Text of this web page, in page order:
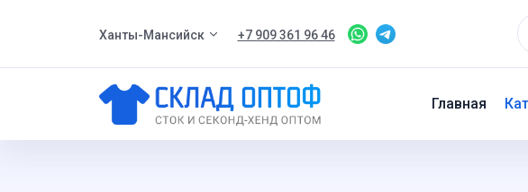
Ханты-Мансийск +7 909 361 96 46
Главная